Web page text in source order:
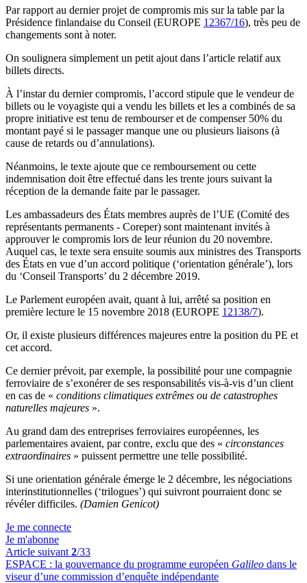
Par rapport au dernier projet de compromis mis sur la table par la
Présidence finlandaise du Conseil (EUROPE 12367/16), très peu de
changements sont à noter.
On soulignera simplement un petit ajout dans l’article relatif aux
billets directs.
À l’instar du dernier compromis, l’accord stipule que le vendeur de
billets ou le voyagiste qui a vendu les billets et les a combinés de sa
propre initiative est tenu de rembourser et de compenser 50% du
montant payé si le passager manque une ou plusieurs liaisons (à
cause de retards ou d’annulations).
Néanmoins, le texte ajoute que ce remboursement ou cette
indemnisation doit être effectué dans les trente jours suivant la
réception de la demande faite par le passager.
Les ambassadeurs des États membres auprès de l’UE (Comité des
représentants permanents - Coreper) sont maintenant invités à
approuver le compromis lors de leur réunion du 20 novembre.
Auquel cas, le texte sera ensuite soumis aux ministres des Transports
des États en vue d’un accord politique (‘orientation générale’), lors
du ‘Conseil Transports’ du 2 décembre 2019.
Le Parlement européen avait, quant à lui, arrêté sa position en
première lecture le 15 novembre 2018 (EUROPE 12138/7).
Or, il existe plusieurs différences majeures entre la position du PE et
cet accord.
Ce dernier prévoit, par exemple, la possibilité pour une compagnie
ferroviaire de s’exonérer de ses responsabilités vis-à-vis d’un client
en cas de « conditions climatiques extrêmes ou de catastrophes
naturelles majeures ».
Au grand dam des entreprises ferroviaires européennes, les
parlementaires avaient, par contre, exclu que des « circonstances
extraordinaires » puissent permettre une telle possibilité.
Si une orientation générale émerge le 2 décembre, les négociations
interinstitutionnelles (‘trilogues’) qui suivront pourraient donc se
révéler difficiles. (Damien Genicot)
Je me connecte
Je m'abonne
Article suivant 2/33
ESPACE : la gouvernance du programme européen Galileo dans le
viseur d’une commission d’enquête indépendante